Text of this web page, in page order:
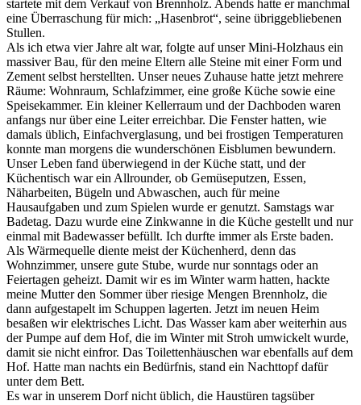
startete mit dem Verkauf von Brennholz. Abends hatte er manchmal
eine Überraschung für mich:
Hasenbrot , seine übriggebliebenen
Stullen.
Als ich etwa vier Jahre alt war, folgte auf unser Mini-Holzhaus ein
massiver Bau, für den meine Eltern alle Steine mit einer Form und
Zement selbst herstellten. Unser neues Zuhause hatte jetzt mehrere
Räume: Wohnraum, Schlafzimmer, eine große Küche sowie eine
Speisekammer. Ein kleiner Kellerraum und der Dachboden waren
anfangs nur über eine Leiter erreichbar. Die Fenster hatten, wie
damals üblich, Einfachverglasung, und bei frostigen Temperaturen
konnte man morgens die wunderschönen Eisblumen bewundern.
Unser Leben fand überwiegend in der Küche statt, und der
Küchentisch war ein Allrounder, ob Gemüseputzen, Essen,
Näharbeiten, Bügeln und Abwaschen, auch für meine
Hausaufgaben und zum Spielen wurde er genutzt. Samstags war
Badetag. Dazu wurde eine Zinkwanne in die Küche gestellt und nur
einmal mit Badewasser befüllt. Ich durfte immer als Erste baden.
Als Wärmequelle diente meist der Küchenherd, denn das
Wohnzimmer, unsere gute Stube, wurde nur sonntags oder an
Feiertagen geheizt. Damit wir es im Winter warm hatten, hackte
meine Mutter den Sommer über riesige Mengen Brennholz, die
dann aufgestapelt im Schuppen lagerten. Jetzt im neuen Heim
besaßen wir elektrisches Licht. Das Wasser kam aber weiterhin aus
der Pumpe auf dem Hof, die im Winter mit Stroh umwickelt wurde,
damit sie nicht einfror. Das Toilettenhäuschen war ebenfalls auf dem
Hof. Hatte man nachts ein Bedürfnis, stand ein Nachttopf dafür
unter dem Bett.
Es war in unserem Dorf nicht üblich, die Haustüren tagsüber